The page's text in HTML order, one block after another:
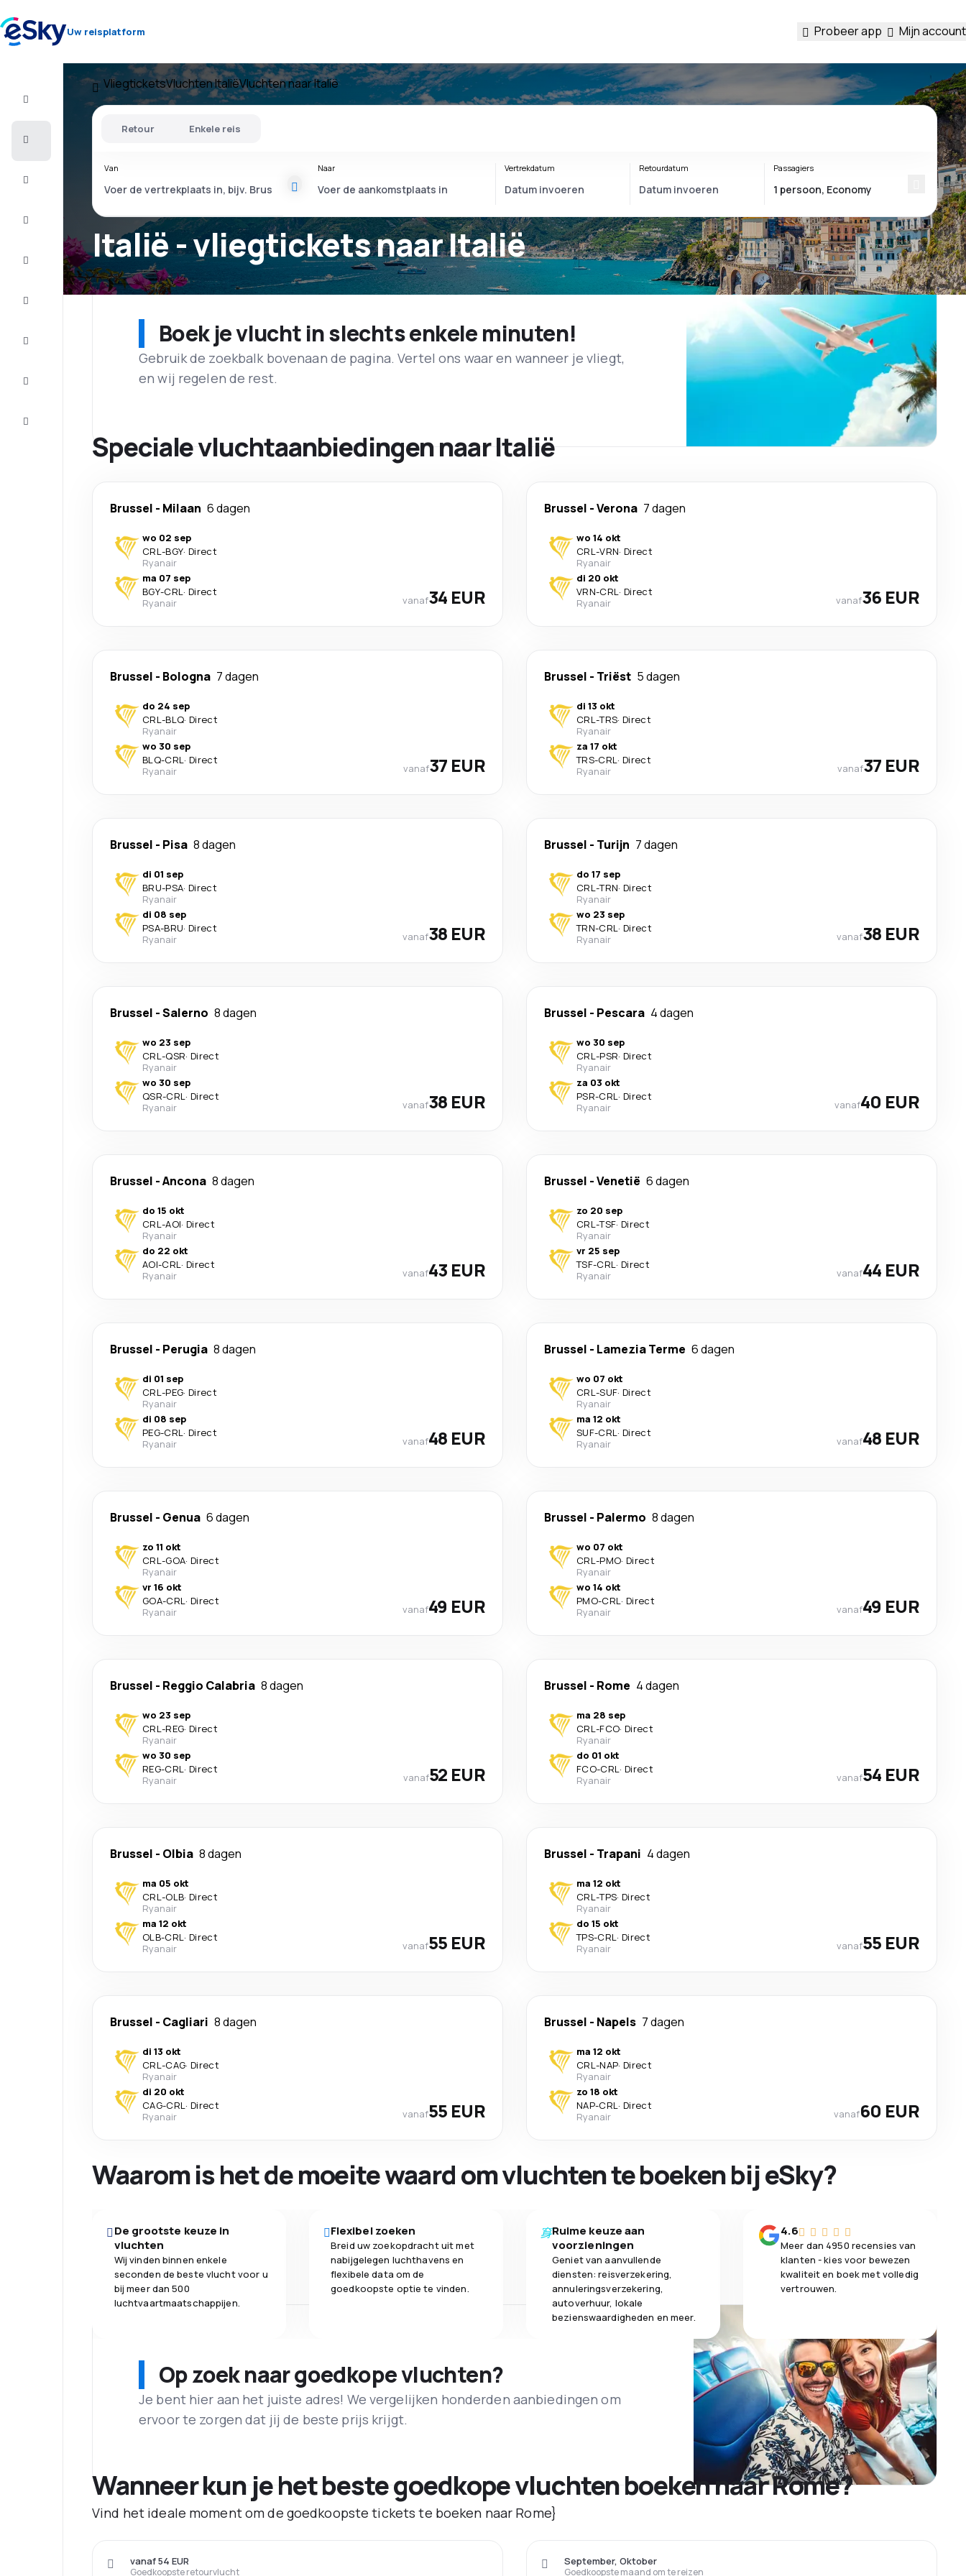
Uw reisplatform Probeer app Mijn account
Vlucht+Hotel
Citytrip
VliegticketsVluchten ItaliëVluchten naar Italië
Italië - vliegtickets naar Italië
Retour Enkele reis
Van Naar Vertrekdatum Retourdatum Passagiers
Boek je vlucht in slechts enkele minuten!
Gebruik de zoekbalk bovenaan de pagina. Vertel ons waar en wanneer je vliegt,
en wij regelen de rest.
Speciale vluchtaanbiedingen naar Italië
Brussel - Milaan 6 dagen
wo 02 sep
CRL-BGY· Direct
Ryanair
ma 07 sep
BGY-CRL· Direct
Ryanair
vanaf34 EUR
Brussel -Verona 7 dagen
wo 14 okt
CRL-VRN· Direct
Ryanair
di 20 okt
VRN-CRL· Direct
Ryanair
vanaf36 EUR
Brussel - Bologna 7 dagen
do 24 sep
CRL-BLQ· Direct
Ryanair
wo 30 sep
BLQ-CRL· Direct
Ryanair
vanaf37 EUR
Brussel - Triëst 5 dagen
di 13 okt
CRL-TRS· Direct
Ryanair
za 17 okt
TRS-CRL· Direct
Ryanair
vanaf37 EUR
Brussel - Pisa 8 dagen
di 01 sep
BRU-PSA· Direct
Ryanair
di 08 sep
PSA-BRU· Direct
Ryanair
vanaf38 EUR
Brussel - Turijn 7 dagen
do 17 sep
CRL-TRN· Direct
Ryanair
wo 23 sep
TRN-CRL· Direct
Ryanair
vanaf38 EUR
Brussel -Salerno 8 dagen
wo 23 sep
CRL-QSR· Direct
Ryanair
wo 30 sep
QSR-CRL· Direct
Ryanair
vanaf38 EUR
Brussel - Pescara 4 dagen
wo 30 sep
CRL-PSR· Direct
Ryanair
za 03 okt
PSR-CRL· Direct
Ryanair
vanaf40 EUR
Brussel -Ancona 8 dagen
do 15 okt
CRL-AOI· Direct
Ryanair
do 22 okt
AOI-CRL· Direct
Ryanair
vanaf43 EUR
Brussel -Venetië 6 dagen
zo 20 sep
CRL-TSF· Direct
Ryanair
vr 25 sep
TSF-CRL· Direct
Ryanair
vanaf44 EUR
Brussel - Perugia 8 dagen
di 01 sep
CRL-PEG· Direct
Ryanair
di 08 sep
PEG-CRL· Direct
Ryanair
vanaf48 EUR
Brussel - Lamezia Terme 6 dagen
wo 07 okt
CRL-SUF· Direct
Ryanair
ma 12 okt
SUF-CRL· Direct
Ryanair
vanaf48 EUR
Brussel - Genua 6 dagen
zo 11 okt
CRL-GOA· Direct
Ryanair
vr 16 okt
GOA-CRL· Direct
Ryanair
vanaf49 EUR
Brussel - Palermo 8 dagen
wo 07 okt
CRL-PMO· Direct
Ryanair
wo 14 okt
PMO-CRL· Direct
Ryanair
vanaf49 EUR
Brussel - Reggio Calabria 8 dagen
wo 23 sep
CRL-REG· Direct
Ryanair
wo 30 sep
REG-CRL· Direct
Ryanair
vanaf52 EUR
Brussel - Rome 4 dagen
ma 28 sep
CRL-FCO· Direct
Ryanair
do 01 okt
FCO-CRL· Direct
Ryanair
vanaf54 EUR
Brussel - Olbia 8 dagen
ma 05 okt
CRL-OLB· Direct
Ryanair
ma 12 okt
OLB-CRL· Direct
Ryanair
vanaf55 EUR
Brussel - Trapani 4 dagen
ma 12 okt
CRL-TPS· Direct
Ryanair
do 15 okt
TPS-CRL· Direct
Ryanair
vanaf55 EUR
Brussel - Cagliari 8 dagen
di 13 okt
CRL-CAG· Direct
Ryanair
di 20 okt
CAG-CRL· Direct
Ryanair
vanaf55 EUR
Brussel - Napels 7 dagen
ma 12 okt
CRL-NAP· Direct
Ryanair
zo 18 okt
NAP-CRL· Direct
Ryanair
vanaf60 EUR
Waarom is het de moeite waard om vluchten te boeken bij eSky?
De grootste keuze in
vluchten
Wij vinden binnen enkele
seconden de beste vlucht voor u
bij meer dan 500
luchtvaartmaatschappijen.
Flexibel zoeken
Breid uw zoekopdracht uit met
nabijgelegen luchthavens en
flexibele data om de
goedkoopste optie te vinden.
Ruime keuze aan
voorzieningen
Geniet van aanvullende
diensten: reisverzekering,
annuleringsverzekering,
autoverhuur, lokale
bezienswaardigheden en meer.
4.6
Meer dan 4950 recensies van
klanten - kies voor bewezen
kwaliteit en boek met volledig
vertrouwen.
Op zoek naar goedkope vluchten?
Je bent hier aan het juiste adres! We vergelijken honderden aanbiedingen om
ervoor te zorgen dat jij de beste prijs krijgt.
Wanneer kun je het beste goedkope vluchten boeken naar Rome?
Vind het ideale moment om de goedkoopste tickets te boeken naar Rome}
Goedkoopste retourvlucht
vanaf 54 EUR
Goedkoopste maand om te reizen
September, Oktober